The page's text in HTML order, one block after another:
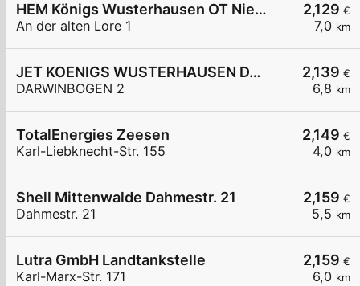
2,129 €
7,0 km
HEM Königs Wusterhausen OT Niederlehme,
An der alten Lore 1
2,139 €
6,8 km
JET KOENIGS WUSTERHAUSEN DARWINBOGEN 2
DARWINBOGEN 2
2,149 €
4,0 km
TotalEnergies Zeesen
Karl-Liebknecht-Str. 155
2,159 €
5,5 km
Shell Mittenwalde Dahmestr. 21
Dahmestr. 21
2,159 €
6,0 km
Lutra GmbH Landtankstelle
Karl-Marx-Str. 171